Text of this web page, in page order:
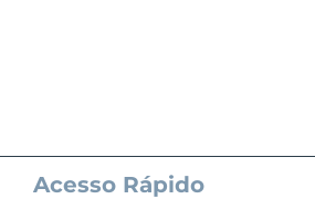
Acesso Rápido